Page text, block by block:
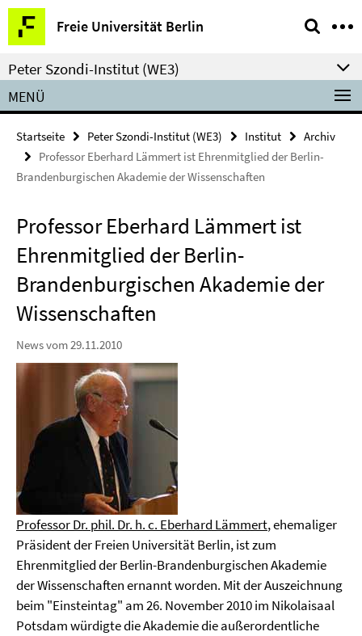
Springe
direkt
zu
Inhalt
Freie Universität Berlin
Service-
Navigation
Peter Szondi-Institut (WE3)
MENÜ
Startseite Peter Szondi-Institut (WE3) Institut
Archiv
Professor Eberhard Lämmert ist Ehrenmitglied der Berlin-
Brandenburgischen Akademie der Wissenschaften
Professor Eberhard Lämmert ist
Ehrenmitglied der Berlin-
Brandenburgischen Akademie der
Wissenschaften
News vom 29.11.2010
Professor Dr. phil. Dr. h. c. Eberhard Lämmert, ehemaliger
Präsident der Freien Universität Berlin, ist zum
Ehrenmitglied der Berlin-Brandenburgischen Akademie
der Wissenschaften ernannt worden. Mit der Auszeichnung
beim "Einsteintag" am 26. November 2010 im Nikolaisaal
Potsdam würdigte die Akademie die außerordentliche